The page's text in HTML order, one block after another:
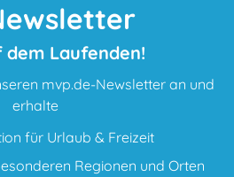
dem Laufenden!
mvp.de-Newsletter an und
erhalte
für Urlaub & Freizeit
Regionen und Orten